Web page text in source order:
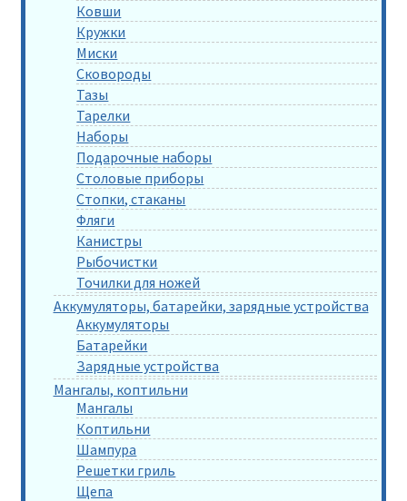
Ковши
Кружки
Миски
Сковороды
Тазы
Тарелки
Наборы
Подарочные наборы
Столовые приборы
Стопки, стаканы
Фляги
Канистры
Рыбочистки
Точилки для ножей
Аккумуляторы, батарейки, зарядные устройства
Аккумуляторы
Батарейки
Зарядные устройства
Мангалы, коптильни
Мангалы
Коптильни
Шампура
Решетки гриль
Щепа